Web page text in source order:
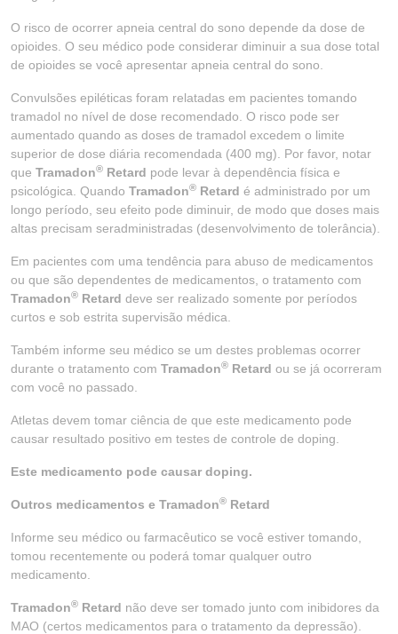
O risco de ocorrer apneia central do sono depende da dose de
opioides. O seu médico pode considerar diminuir a sua dose total
de opioides se você apresentar apneia central do sono.
Convulsões epiléticas foram relatadas em pacientes tomando
tramadol no nível de dose recomendado. O risco pode ser
aumentado quando as doses de tramadol excedem o limite
superior de dose diária recomendada (400 mg). Por favor, notar
que Tramadon® Retard pode levar à dependência física e
psicológica. Quando Tramadon® Retard é administrado por um
longo período, seu efeito pode diminuir, de modo que doses mais
altas precisam seradministradas (desenvolvimento de tolerância).
Em pacientes com uma tendência para abuso de medicamentos
ou que são dependentes de medicamentos, o tratamento com
Tramadon® Retard deve ser realizado somente por períodos
curtos e sob estrita supervisão médica.
Também informe seu médico se um destes problemas ocorrer
durante o tratamento com Tramadon® Retard ou se já ocorreram
com você no passado.
Atletas devem tomar ciência de que este medicamento pode
causar resultado positivo em testes de controle de doping.
Este medicamento pode causar doping.
Outros medicamentos e Tramadon® Retard
Informe seu médico ou farmacêutico se você estiver tomando,
tomou recentemente ou poderá tomar qualquer outro
medicamento.
Tramadon® Retard não deve ser tomado junto com inibidores da
MAO (certos medicamentos para o tratamento da depressão).